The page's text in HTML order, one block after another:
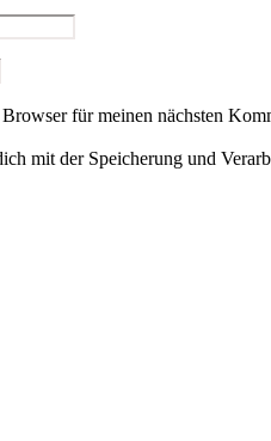
für meinen nächsten
mit der Speicherung und